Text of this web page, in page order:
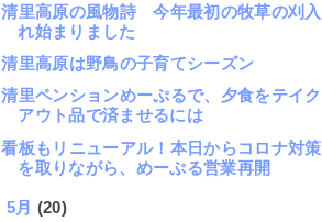
清里高原の風物詩 今年最初の牧草の刈入
れ始まりました
清里高原は野鳥の子育てシーズン
清里ペンションめーぷるで、夕食をテイク
アウト品で済ませるには
看板もリニューアル！本日からコロナ対策
を取りながら、めーぷる営業再開
5月 (20)